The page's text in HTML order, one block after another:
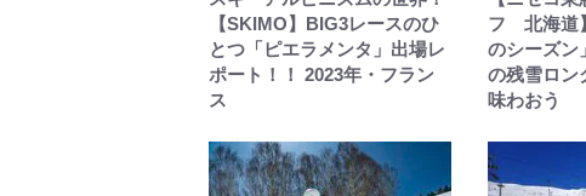
【SKIMO】BIG3レースのひ
とつ「ピエラメンタ」出場レ
ポート！！ 2023年・フラン
ス
フ 北海道
のシーズン
の残雪ロン
味わおう